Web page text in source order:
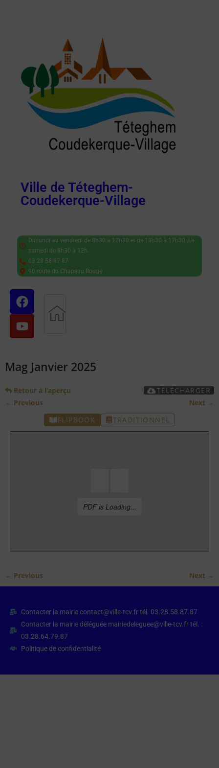
Ville de Téteghem-
Coudekerque-Village
Du lundi au vendredi de 8h30 à 12h30 et de 13h30 à 17h30. Le
samedi de 8h30 à 12h.
03 28 58 87 87
90 route du Chapeau Rouge
Mag Janvier 2025
Retour à l’aperçu
TÉLÉCHARGER
← Previous
Next →
FLIPBOOK
TRADITIONNEL
← Previous Next →
Contacter la mairie contact@ville-tcv.fr tél. 03.28.58.87.87
Contacter la mairie déléguée mairiedeleguee@ville-tcv.fr tél. :
03.28.64.79.87
Politique de confidentialité